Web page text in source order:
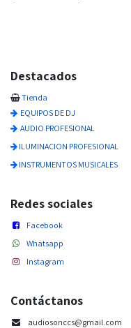
Destacados
Tienda
EQUIPOS DE DJ
AUDIO PROFESIONAL
ILUMINACION PROFESIONAL
INSTRUMENTOS MUSICALES
Redes sociales
Facebook
Whatsapp
Instagram
Contáctanos
audiosonccs@gmail.com